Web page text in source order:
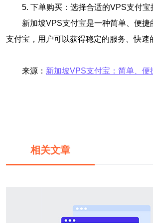
5. 下单购买：选择合适的VPS支付宝
新加坡VPS支付宝是一种简单、便
支付宝，用户可以获得稳定的服务、快速
来源： 新加坡VPS支付宝：简单、便
相关文章